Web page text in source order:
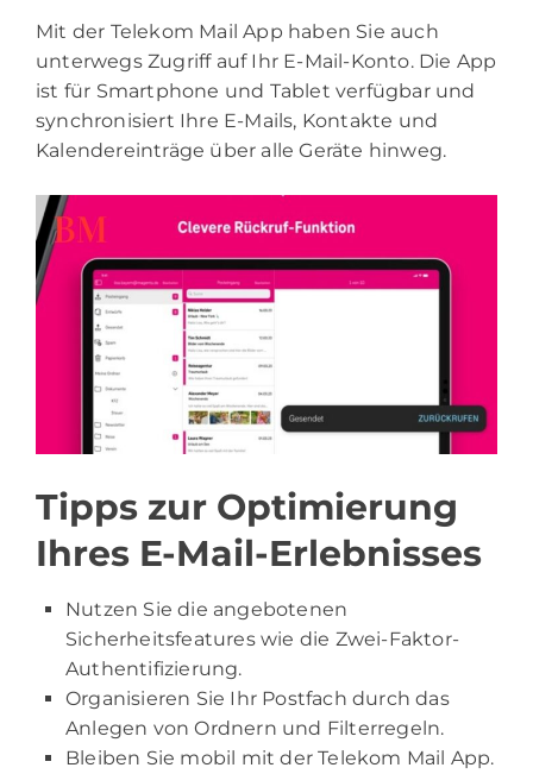
Mit der Telekom Mail App haben Sie auch
unterwegs Zugriff auf Ihr E-Mail-Konto. Die App
ist für Smartphone und Tablet verfügbar und
synchronisiert Ihre E-Mails, Kontakte und
Kalendereinträge über alle Geräte hinweg.
Tipps zur Optimierung
Ihres E-Mail-Erlebnisses
Nutzen Sie die angebotenen
Sicherheitsfeatures wie die Zwei-Faktor-
Authentifizierung.
Organisieren Sie Ihr Postfach durch das
Anlegen von Ordnern und Filterregeln.
Bleiben Sie mobil mit der Telekom Mail App.